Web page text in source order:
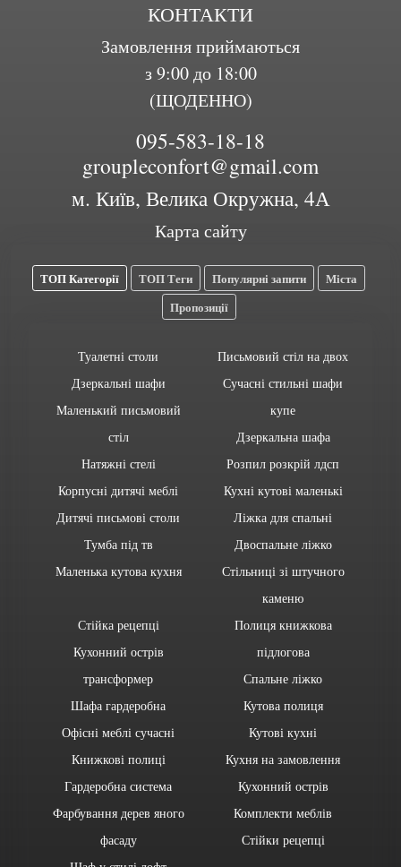
КОНТАКТИ
Замовлення приймаються
з 9:00 до 18:00
(ЩОДЕННО)
095-583-18-18
groupleconfort@gmail.com
м. Київ, Велика Окружна, 4А
Карта сайту
ТОП Категорії ТОП Теги Популярні запити
Міста
Пропозиції
Туалетні столи
Дзеркальні шафи
Маленький письмовий
стіл
Натяжні стелі
Корпусні дитячі меблі
Дитячі письмові столи
Тумба під тв
Маленька кутова кухня
Письмовий стіл на двох
Сучасні стильні шафи
купе
Дзеркальна шафа
Розпил розкрій лдсп
Кухні кутові маленькі
Ліжка для спальні
Двоспальне ліжко
Стільниці зі штучного
каменю
Стійка рецепці
Кухонний острів
трансформер
Шафа гардеробна
Офісні меблі сучасні
Книжкові полиці
Гардеробна система
Фарбування дерев яного
фасаду
Полиця книжкова
підлогова
Спальне ліжко
Кутова полиця
Кутові кухні
Кухня на замовлення
Кухонний острів
Комплекти меблів
Стійки рецепці